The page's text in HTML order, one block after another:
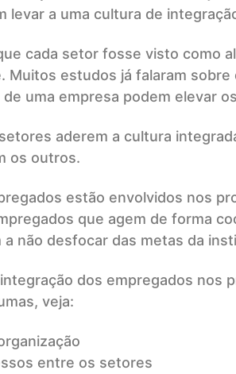
levar a uma cultura de
cada setor fosse visto como
Muitos estudos já falaram sobre
uma empresa podem elevar
aderem a cultura
os outros.
estão envolvidos nos
que agem de forma
não desfocar das metas da
dos empregados nos
veja:
entre os setores